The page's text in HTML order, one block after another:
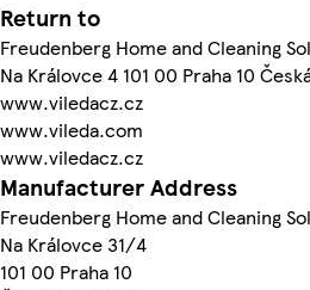
Return to
Freudenberg Home and Cleaning
Na Královce 4 101 00 Praha 10
www.viledacz.cz
www.vileda.com
www.viledacz.cz
Manufacturer Address
Freudenberg Home and Cleaning
Na Královce 31/4
101 00 Praha 10